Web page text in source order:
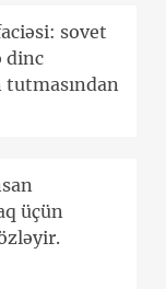
sovet
dinc
üçün